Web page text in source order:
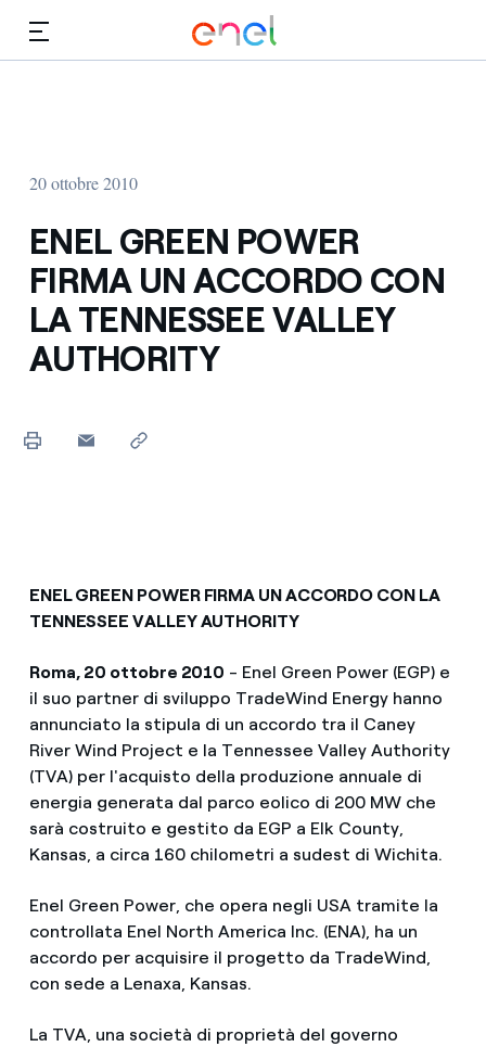
20 ottobre 2010
ENEL GREEN POWER
FIRMA UN ACCORDO CON
LA TENNESSEE VALLEY
AUTHORITY
ENEL GREEN POWER FIRMA UN ACCORDO CON LA
TENNESSEE VALLEY AUTHORITY
Roma, 20 ottobre 2010 - Enel Green Power (EGP) e
il suo partner di sviluppo TradeWind Energy hanno
annunciato la stipula di un accordo tra il Caney
River Wind Project e la Tennessee Valley Authority
(TVA) per l'acquisto della produzione annuale di
energia generata dal parco eolico di 200 MW che
sarà costruito e gestito da EGP a Elk County,
Kansas, a circa 160 chilometri a sudest di Wichita.
Enel Green Power, che opera negli USA tramite la
controllata Enel North America Inc. (ENA), ha un
accordo per acquisire il progetto da TradeWind,
con sede a Lenaxa, Kansas.
La TVA, una società di proprietà del governo